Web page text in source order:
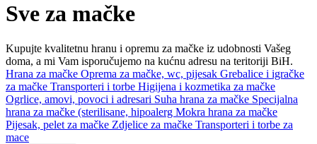
Sve za mačke
Kupujte kvalitetnu hranu i opremu za mačke iz udobnosti Vašeg
doma, a mi Vam isporučujemo na kućnu adresu na teritoriji BiH.
Hrana za mačke Oprema za mačke, wc, pijesak Grebalice i igračke
za mačke Transporteri i torbe Higijena i kozmetika za mačke
Ogrlice, amovi, povoci i adresari Suha hrana za mačke Specijalna
hrana za mačke (sterilisane, hipoalerg Mokra hrana za mačke
Pijesak, pelet za mačke Zdjelice za mačke Transporteri i torbe za
mace